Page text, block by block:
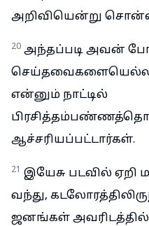
அறிவியென்று
20 அந்தப்படி அவன்
என்னும் நாட்டில்
ஆச்சரியப்பட்டார்கள்.
21 இயேசு படவில் ஏறி
வந்து,
ஜனங்கள் அவரிடத்தில்